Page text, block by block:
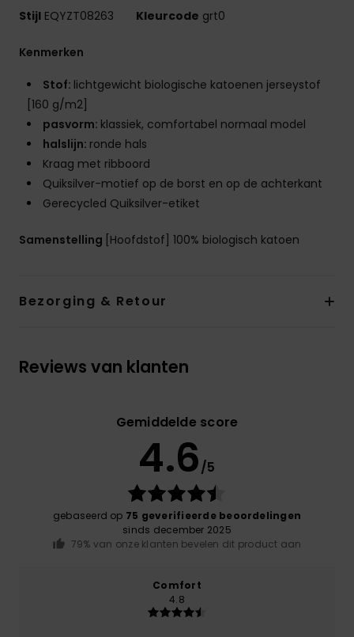
Stijl EQYZT08263 Kleurcode grt0
Kenmerken
Stof: lichtgewicht biologische katoenen jerseystof
[160 g/m2]
pasvorm: klassiek, comfortabel normaal model
halslijn: ronde hals
Kraag met ribboord
Quiksilver-motief op de borst en op de achterkant
Gerecycled Quiksilver-etiket
Samenstelling [Hoofdstof] 100% biologisch katoen
Bezorging & Retour
Reviews van klanten
Gemiddelde score
4.6/5
gebaseerd op 75 geverifieerde beoordelingen
sinds december 2025
79% van onze klanten bevelen dit product aan
Comfort
4.8